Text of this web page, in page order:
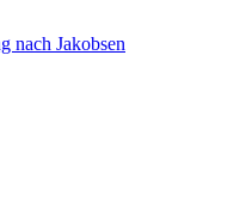
nach Jakobsen